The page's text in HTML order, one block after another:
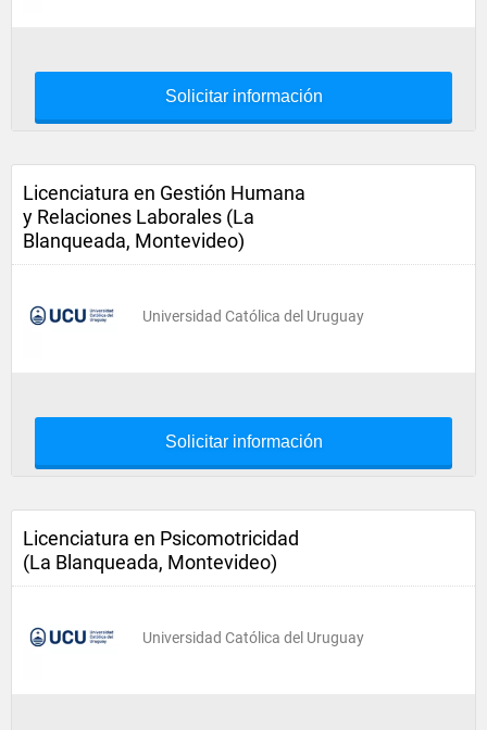
Solicitar información
Licenciatura en Gestión Humana
y Relaciones Laborales (La
Blanqueada, Montevideo)
Universidad Católica del Uruguay
Solicitar información
Licenciatura en Psicomotricidad
(La Blanqueada, Montevideo)
Universidad Católica del Uruguay